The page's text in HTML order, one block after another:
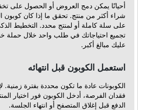
أحيانًا يمكن دمج العروض أو الحصول على
شراء أكثر من منتج. تحقق ما إذا كان كوبون
على سلة كاملة أو لمنتج محدد. التخطيط
تجميع احتياجاتك في طلب واحد خلال حملة
عليك مبالغ أكبر.
استعمل الكوبون قبل انتهائه
الكوبونات عادة ما تكون محددة بفترة زمنية.
فقدان الفرصة، أدخل الكوبون فور اختيار
الدفع قبل إغلاق المتصفح أو انتهاء الجلسة.